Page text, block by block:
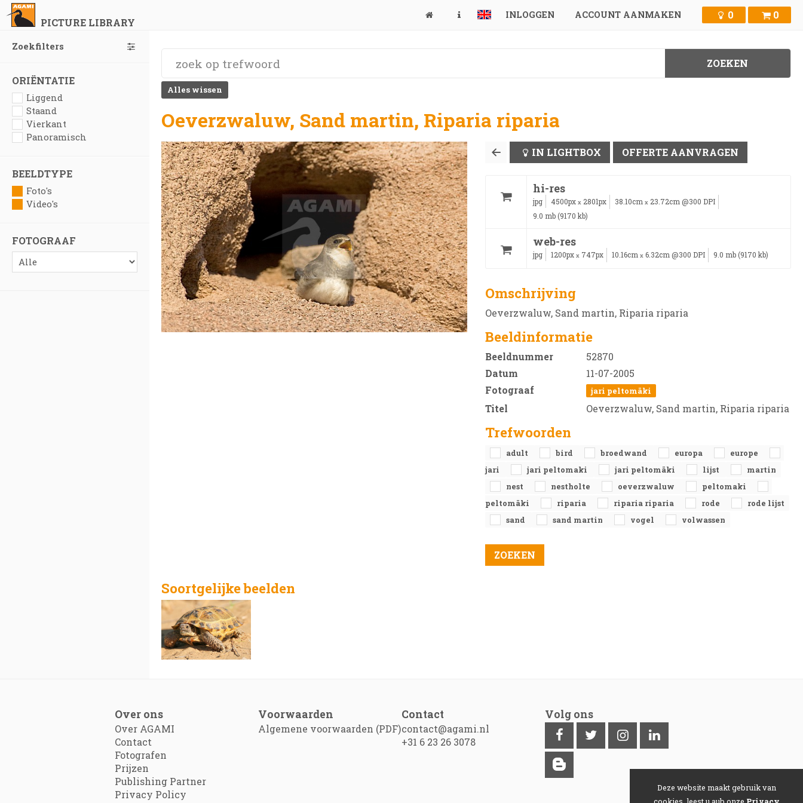
PICTURE LIBRARY
INLOGGEN ACCOUNT AANMAKEN 0 0
Zoekfilters
ORIËNTATIE
Liggend
Staand
Vierkant
Panoramisch
BEELDTYPE
Foto's
Video's
FOTOGRAAF
Alles wissen
Oeverzwaluw, Sand martin, Riparia riparia
IN LIGHTBOX OFFERTE AANVRAGEN
hi-res
jpg 4500px x 2801px 38.10cm x 23.72cm @300 DPI
9.0 mb (9170 kb)
web-res
jpg 1200px x 747px 10.16cm x 6.32cm @300 DPI 9.0 mb (9170 kb)
Omschrijving
Oeverzwaluw, Sand martin, Riparia riparia
Beeldinformatie
Beeldnummer
52870
Datum
11-07-2005
Fotograaf
jari peltomäki
Titel Oeverzwaluw, Sand martin, Riparia riparia
Trefwoorden
adult bird broedwand europa
europe
jari
jari peltomaki jari peltomäki lijst
martin
nest
nestholte oeverzwaluw
peltomaki
peltomäki
riparia riparia riparia rode
rode lijst
sand
sand martin vogel volwassen
Soortgelijke beelden
Over ons
Over AGAMI
Contact
Fotografen
Prijzen
Publishing Partner
Privacy Policy
Voorwaarden
Algemene voorwaarden (PDF)
Contact
contact@agami.nl
+31 6 23 26 3078
Volg ons
Deze website maakt gebruik van